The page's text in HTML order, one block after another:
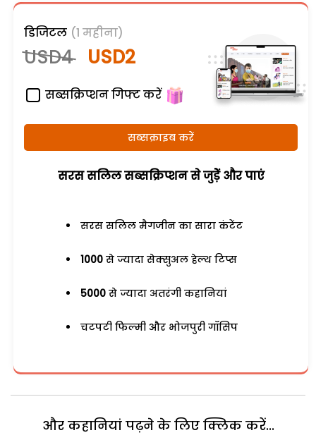
डिजिटल (1 महीना)
USD4 USD2
सब्सक्रिप्शन गिफ्ट करें
सब्सक्राइब करें
सरस सलिल सब्सक्रिप्शन से जुड़ेें और पाएं
सरस सलिल मैगजीन का सारा कंटेंट
1000 से ज्यादा सेक्सुअल हेल्थ टिप्स
5000 से ज्यादा अतरंगी कहानियां
चटपटी फिल्मी और भोजपुरी गॉसिप
और कहानियां पढ़ने के लिए क्लिक करें...